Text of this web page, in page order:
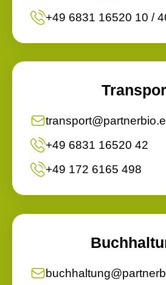
+49 6831 16520 10 /
+49 6831 16520 42
+49 172 6165 498